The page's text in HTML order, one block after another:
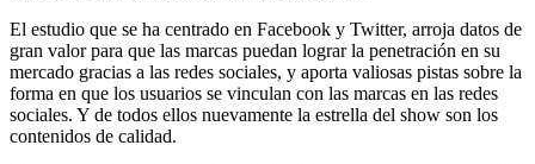
El estudio que se ha centrado en Facebook y Twitter, arroja datos de
gran valor para que las marcas puedan lograr la penetración en su
mercado gracias a las redes sociales, y aporta valiosas pistas sobre la
forma en que los usuarios se vinculan con las marcas en las redes
sociales. Y de todos ellos nuevamente la estrella del show son los
contenidos de calidad.